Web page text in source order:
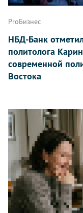
ProБизнес
НБД-Банк
политолога
современной
Востока